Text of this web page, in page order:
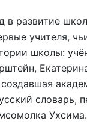
в развитие
учителя,
школы:
словарь,
Ухсима.